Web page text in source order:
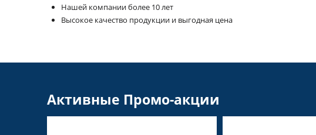
Нашей компании более 10 лет
Высокое качество продукции и выгодная цена
Активные Промо-акции